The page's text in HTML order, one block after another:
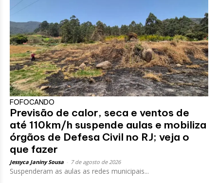
FOFOCANDO
Previsão de calor, seca e ventos de
até 110km/h suspende aulas e mobiliza
órgãos de Defesa Civil no RJ; veja o
que fazer
Jessyca Janiny Sousa 7 de agosto de 2026
Suspenderam as aulas as redes municipais...